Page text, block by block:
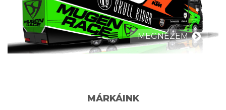
MEGNÉZEM
MÁRKÁINK